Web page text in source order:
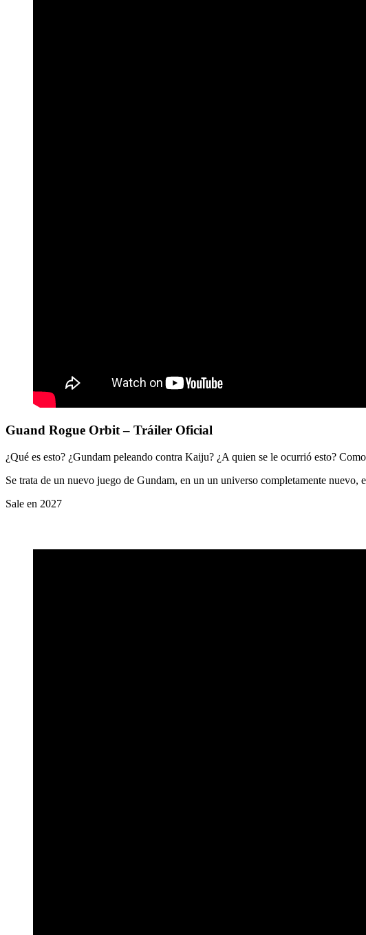
Guand Rogue Orbit – Tráiler Oficial
¿Qué es esto? ¿Gundam peleando contra Kaiju? ¿A quien se le ocurrió esto?
Se trata de un nuevo juego de Gundam, en un un universo completamente
Sale en 2027